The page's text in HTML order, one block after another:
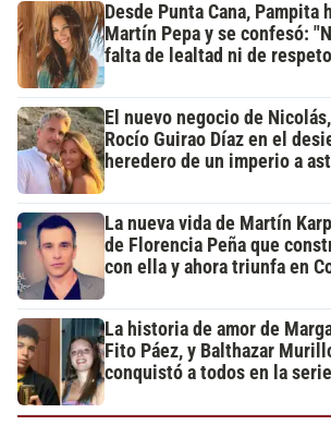
Desde Punta Cana, Pampita
Martín Pepa y se confesó:
falta de lealtad ni de
El nuevo negocio de
Rocío Guirao Díaz en el
heredero de un imperio a
La nueva vida de Martín
de Florencia Peña que
con ella y ahora triunfa en
La historia de amor de
Fito Páez, y Balthazar
conquistó a todos en la